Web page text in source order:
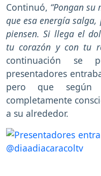
Continuó, “Pongan
que esa energía
piensen. Si llega el
tu corazón y con tu
continuación
presentadores
pero que según
completamente
a su alrededor.